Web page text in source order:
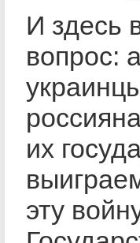
И здесь
вопрос:
их
эту